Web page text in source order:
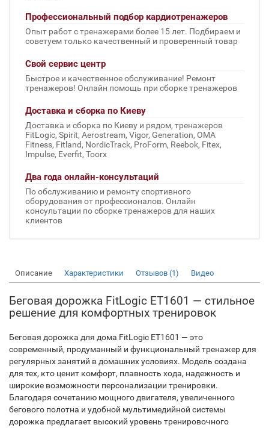
Профессиональный подбор кардиотренажеров
Опыт работ с тренажерами более 15 лет. Подбираем и
советуем только качественный и проверенный товар
Свой сервис центр
Быстрое и качественное обслуживание! Ремонт
тренажеров! Онлайн помощь при сборке тренажеров
Доставка и сборка по Киеву
Доставка и сборка по Киеву и рядом, тренажеров
FitLogic, Spirit, Aerostream, Vigor, Generation, OMA
Fitness, Fitland, NordicTrack, ProForm, Reebok, Fitex,
Impulse, Everfit, Toorx
Два года онлайн-консультаций
По обслуживанию и ремонту спортивного
оборудования от профессионалов. Онлайн
консультации по сборке тренажеров для наших
клиентов
Описание Характеристики Отзывов (1) Видео
Беговая дорожка FitLogic ET1601 — стильное
решение для комфортных тренировок
Беговая дорожка для дома FitLogic ET1601 — это
современный, продуманный и функциональный тренажер для
регулярных занятий в домашних условиях. Модель создана
для тех, кто ценит комфорт, плавность хода, надежность и
широкие возможности персонализации тренировки.
Благодаря сочетанию мощного двигателя, увеличенного
бегового полотна и удобной мультимедийной системы
дорожка предлагает высокий уровень тренировочного